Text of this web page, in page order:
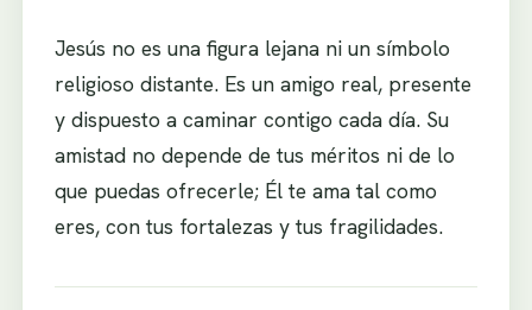
Jesús no es una figura lejana ni un símbolo
religioso distante. Es un amigo real, presente
y dispuesto a caminar contigo cada día. Su
amistad no depende de tus méritos ni de lo
que puedas ofrecerle; Él te ama tal como
eres, con tus fortalezas y tus fragilidades.